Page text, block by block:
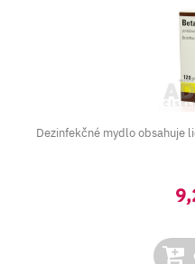
Dezinfekčné mydlo obsahuje